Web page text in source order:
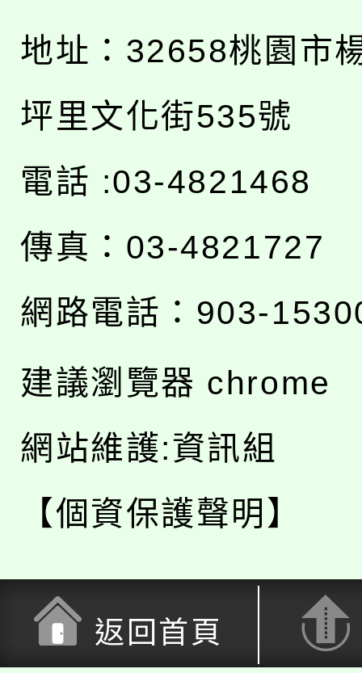
地址： 32658桃園市
坪里文化街535號
電話 :03-4821468
傳真：03-4821727
網路電話：903-
建議瀏覽器 chrome
網站維護:資訊組
【個資保護聲明】
返回首頁